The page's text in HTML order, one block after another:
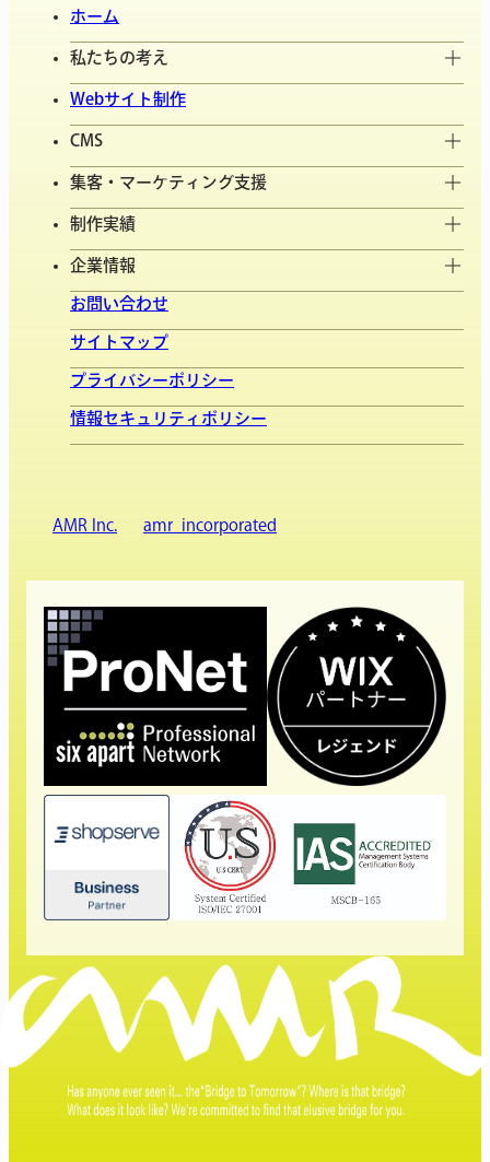
ホーム
私たちの考え
Webサイト制作
CMS
集客・マーケティング支援
制作実績
企業情報
お問い合わせ
サイトマップ
プライバシーポリシー
情報セキュリティポリシー
AMR Inc. amr_incorporated